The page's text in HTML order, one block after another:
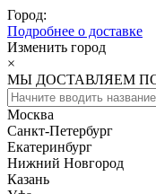
Город:
Подробнее о доставке
Изменить город
×
МЫ ДОСТАВЛЯЕМ
Москва
Санкт-Петербург
Екатеринбург
Нижний Новгород
Казань